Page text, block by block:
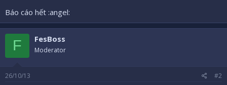
Báo cáo hết :angel:
F FesBoss
Moderator
26/10/13 #2